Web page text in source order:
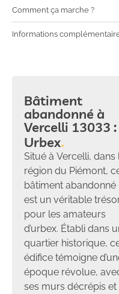
Comment ça marche ?
Informations
Bâtiment
abandonné à
Vercelli 13033 :
Urbex
Situé à Vercelli, dans
région du Piémont,
bâtiment abandonné
est un véritable
pour les amateurs
d’urbex. Établi dans
quartier historique,
édifice témoigne
époque révolue,
ses murs décrépis et